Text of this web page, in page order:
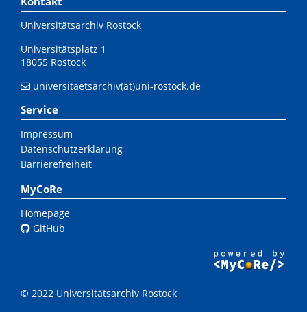
Universitätsarchiv Rostock
Universitätsplatz 1
18055 Rostock
universitaetsarchiv(at)uni-rostock.de
Service
Impressum
Datenschutzerklärung
Barrierefreiheit
MyCoRe
Homepage
GitHub
© 2022 Universitätsarchiv Rostock